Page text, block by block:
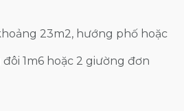
23m2, hướng phố hoặc
đôi 1m6 hoặc 2 giường đơn